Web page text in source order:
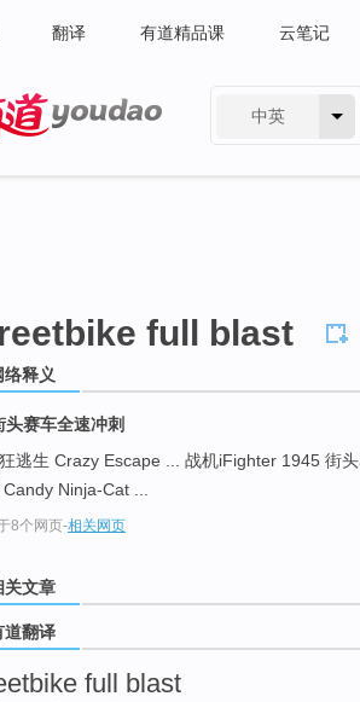
翻译 有道精品课 云笔记
中英
full blast
络释义
头赛车全速冲刺
逃生 Crazy Escape ... 战机iFighter 1945 街
Ninja-Cat ...
8个网页-相关网页
关文章
道翻译
full blast